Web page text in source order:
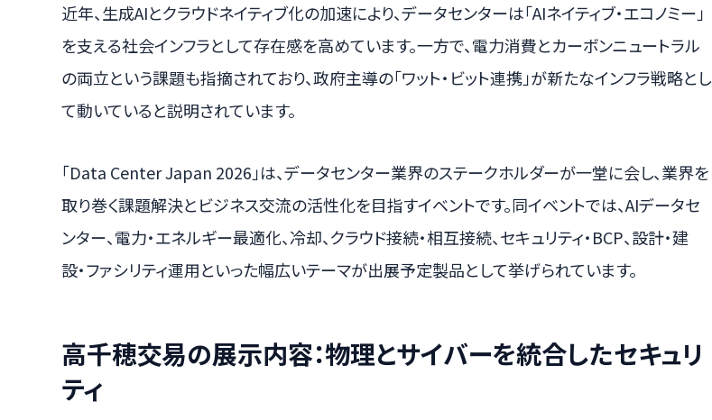
近年、生成AIとクラウドネイティブ化の加速により、データセンターは「AIネイティブ・エコノミー」
を支える社会インフラとして存在感を高めています。一方で、電力消費とカーボンニュートラル
の両立という課題も指摘されており、政府主導の「ワット・ビット連携」が新たなインフラ戦略とし
て動いていると説明されています。
「Data Center Japan 2026」は、データセンター業界のステークホルダーが一堂に会し、業界を
取り巻く課題解決とビジネス交流の活性化を目指すイベントです。同イベントでは、AIデータセ
ンター、電力・エネルギー最適化、冷却、クラウド接続・相互接続、セキュリティ・BCP、設計・建
設・ファシリティ運用といった幅広いテーマが出展予定製品として挙げられています。
高千穂交易の展示内容：物理とサイバーを統合したセキュリ
ティ